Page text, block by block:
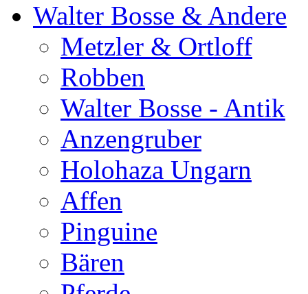
Walter Bosse & Andere
Metzler & Ortloff
Robben
Walter Bosse - Antik
Anzengruber
Holohaza Ungarn
Affen
Pinguine
Bären